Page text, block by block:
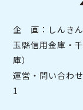
企 画：しんきん
玉縣信用金庫・
庫）
運営・問い合わ
1